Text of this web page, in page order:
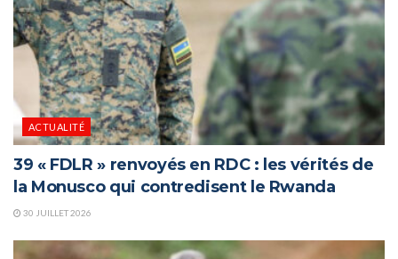
ACTUALITÉ
39 « FDLR » renvoyés en RDC : les vérités de
la Monusco qui contredisent le Rwanda
30 JUILLET 2026